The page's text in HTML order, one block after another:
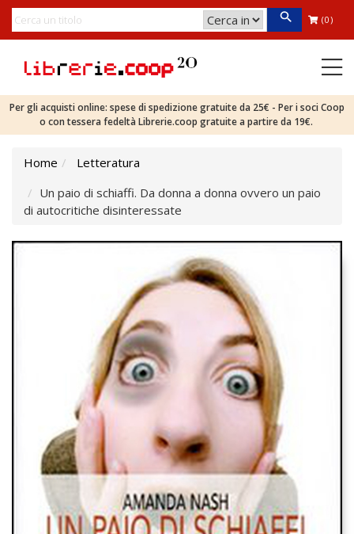
(0)
Per gli acquisti online: spese di spedizione gratuite da 25€ - Per i soci Coop
o con tessera fedeltà Librerie.coop gratuite a partire da 19€.
Home
Letteratura
Un paio di schiaffi. Da donna a donna ovvero un paio
di autocritiche disinteressate